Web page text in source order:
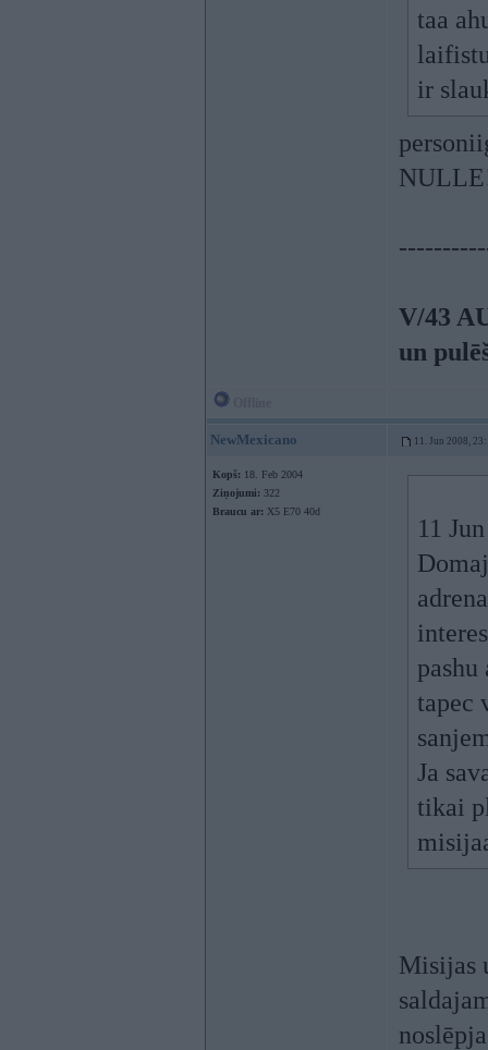
taa
ir
V/43
un
NewMexicano 11. Jun 2008,
Kopš: 18. Feb 2004
Ziņojumi: 322
Braucu ar: X5 E70 40d
11
tapec
Ja
tikai
Misijas